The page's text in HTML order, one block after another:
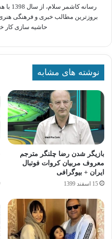
رسانه
بروزترین مطالب خبری و فرهنگی
حاشیه سازی کار
نوشته های مشابه
بازیگر شدن رضا چلنگر مترجم
معروف مربیان کروات فوتبال
ایران + بیوگرافی
15 اسفند 1399